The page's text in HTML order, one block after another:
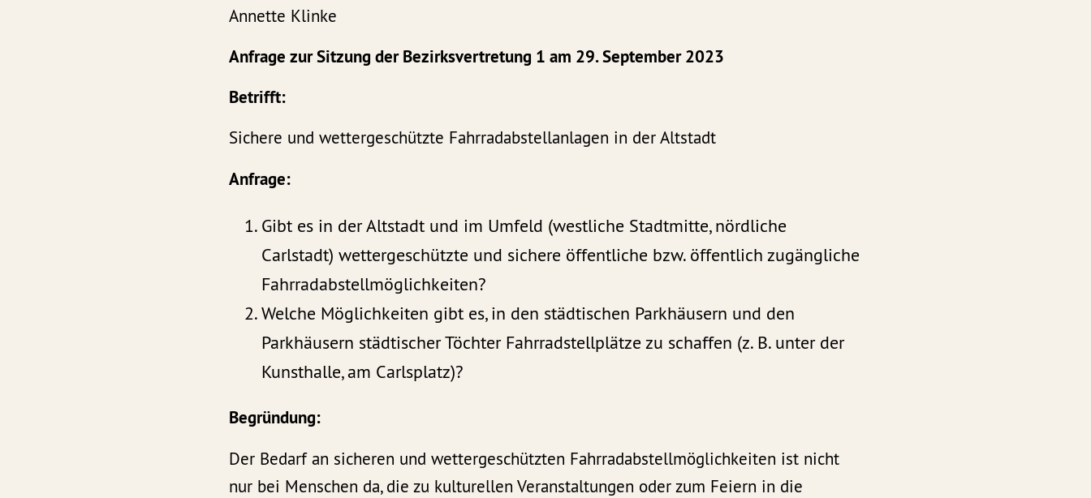
Annette Klinke
Anfrage zur Sitzung der Bezirksvertretung 1 am 29. September 2023
Betrifft:
Sichere und wettergeschützte Fahrradabstellanlagen in der Altstadt
Anfrage:
Gibt es in der Altstadt und im Umfeld (westliche Stadtmitte, nördliche
Carlstadt) wettergeschützte und sichere öffentliche bzw. öffentlich zugängliche
Fahrradabstellmöglichkeiten?
Welche Möglichkeiten gibt es, in den städtischen Parkhäusern und den
Parkhäusern städtischer Töchter Fahrradstellplätze zu schaffen (z. B. unter der
Kunsthalle, am Carlsplatz)?
Begründung:
Der Bedarf an sicheren und wettergeschützten Fahrradabstellmöglichkeiten ist nicht
nur bei Menschen da, die zu kulturellen Veranstaltungen oder zum Feiern in die